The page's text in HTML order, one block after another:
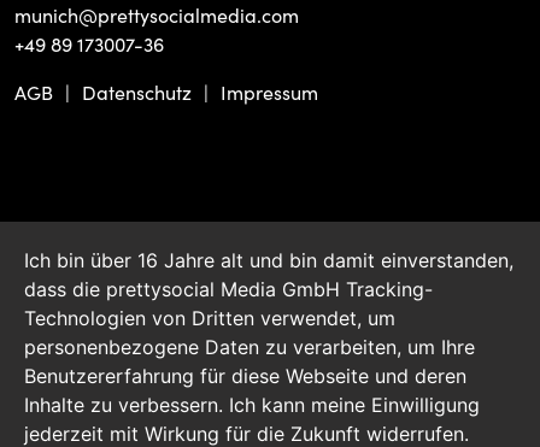
munich@prettysocialmedia.com
+49 89 173007-36
AGB
Datenschutz Impressum
Ich bin über 16 Jahre alt und bin damit einverstanden,
dass die prettysocial Media GmbH Tracking-
Technologien von Dritten verwendet, um
personenbezogene Daten zu verarbeiten, um Ihre
Benutzererfahrung für diese Webseite und deren
Inhalte zu verbessern. Ich kann meine Einwilligung
jederzeit mit Wirkung für die Zukunft widerrufen.